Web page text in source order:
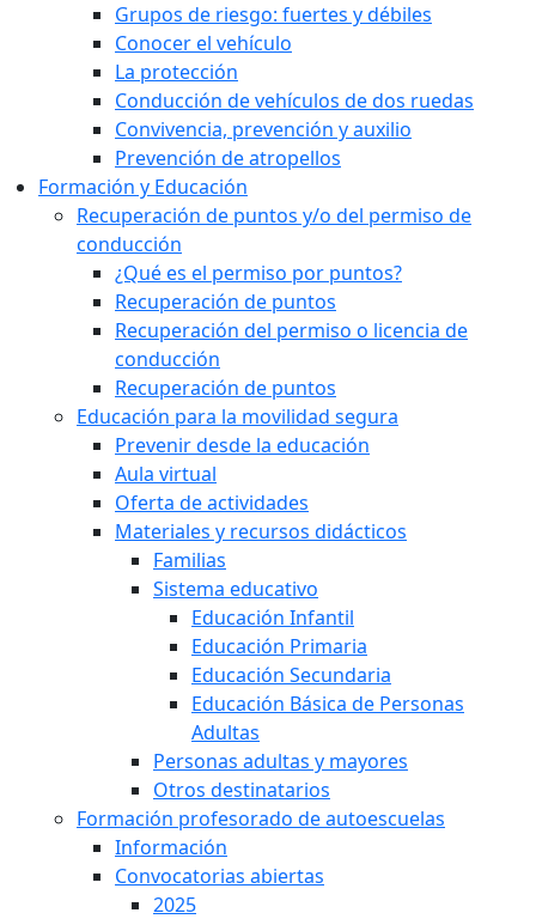
Grupos de riesgo: fuertes y débiles
Conocer el vehículo
La protección
Conducción de vehículos de dos ruedas
Convivencia, prevención y auxilio
Prevención de atropellos
Formación y Educación
Recuperación de puntos y/o del permiso de
conducción
¿Qué es el permiso por puntos?
Recuperación de puntos
Recuperación del permiso o licencia de
conducción
Recuperación de puntos
Educación para la movilidad segura
Prevenir desde la educación
Aula virtual
Oferta de actividades
Materiales y recursos didácticos
Familias
Sistema educativo
Educación Infantil
Educación Primaria
Educación Secundaria
Educación Básica de Personas
Adultas
Personas adultas y mayores
Otros destinatarios
Formación profesorado de autoescuelas
Información
Convocatorias abiertas
2025